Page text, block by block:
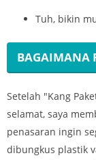
Tuh, bikin
BAGAIMANA
Setelah "Kang
selamat, saya
penasaran ingin
dibungkus plastik